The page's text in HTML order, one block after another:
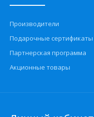
Производители
Подарочные сертификаты
Партнерская программа
Акционные товары